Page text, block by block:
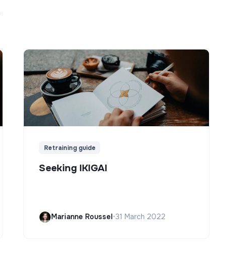
Retraining guide
Seeking IKIGAI
Marianne Roussel•31 March 2022